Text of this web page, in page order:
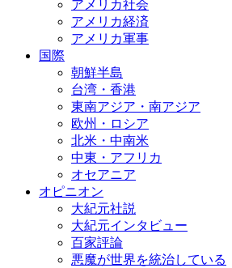
アメリカ社会
アメリカ経済
アメリカ軍事
国際
朝鮮半島
台湾・香港
東南アジア・南アジア
欧州・ロシア
北米・中南米
中東・アフリカ
オセアニア
オピニオン
大紀元社説
大紀元インタビュー
百家評論
悪魔が世界を統治している